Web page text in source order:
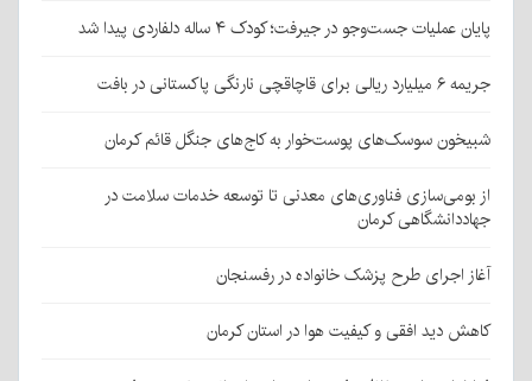
پایان عملیات جست‌وجو در جیرفت؛ کودک ۴ ساله دلفاردی پیدا شد
جریمه ۶ میلیارد ریالی برای قاچاقچی نارنگی پاکستانی در بافت
شبیخون سوسک‌های پوست‌خوار به کاج‌های جنگل قائم کرمان
از بومی‌سازی فناوری‌های معدنی تا توسعه خدمات سلامت در
جهاددانشگاهی کرمان
آغاز اجرای طرح پزشک خانواده در رفسنجان
کاهش دید افقی و کیفیت هوا در استان کرمان